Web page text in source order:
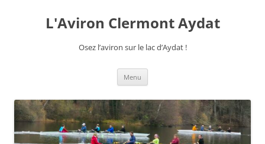
L'Aviron Clermont Aydat
Osez l’aviron sur le lac d’Aydat !
Menu